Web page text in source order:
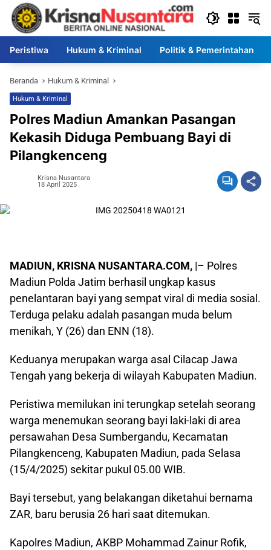
Langsung
konten
Peristiwa Hukum & Kriminal Politik & Pemerintahan
Beranda Hukum & Kriminal
Hukum & Kriminal
Polres Madiun Amankan Pasangan
Kekasih Diduga Pembuang Bayi di
Pilangkenceng
Krisna Nusantara
18 April 2025
MADIUN, KRISNA NUSANTARA.COM, |– Polres
Madiun Polda Jatim berhasil ungkap kasus
penelantaran bayi yang sempat viral di media sosial.
Terduga pelaku adalah pasangan muda belum
menikah, Y (26) dan ENN (18).
Keduanya merupakan warga asal Cilacap Jawa
Tengah yang bekerja di wilayah Kabupaten Madiun.
Peristiwa memilukan ini terungkap setelah seorang
warga menemukan seorang bayi laki-laki di area
persawahan Desa Sumbergandu, Kecamatan
Pilangkenceng, Kabupaten Madiun, pada Selasa
(15/4/2025) sekitar pukul 05.00 WIB.
Bayi tersebut, yang belakangan diketahui bernama
ZAR, baru berusia 26 hari saat ditemukan.
Kapolres Madiun, AKBP Mohammad Zainur Rofik,